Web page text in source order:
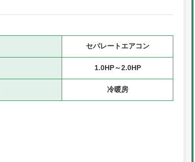
セパレートエアコン
1.0HP～2.0HP
冷暖房